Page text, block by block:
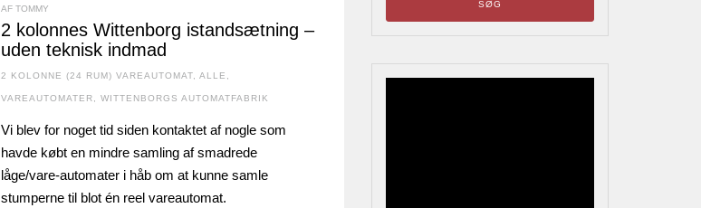
AF TOMMY
2 kolonnes Wittenborg istandsætning –
uden teknisk indmad
2 KOLONNE (24 RUM) VAREAUTOMAT, ALLE ,
VAREAUTOMATER, WITTENBORGS AUTOMATFABRIK
Vi blev for noget tid siden kontaktet af nogle som
havde købt en mindre samling af smadrede
låge/vare-automater i håb om at kunne samle
stumperne til blot én reel vareautomat.